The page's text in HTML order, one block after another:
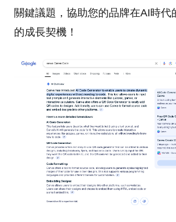
關鍵議題，協助您的品牌在AI時代
的成長契機！